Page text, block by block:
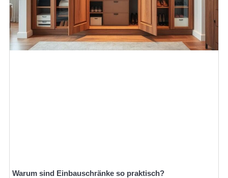
Warum sind Einbauschränke so praktisch?